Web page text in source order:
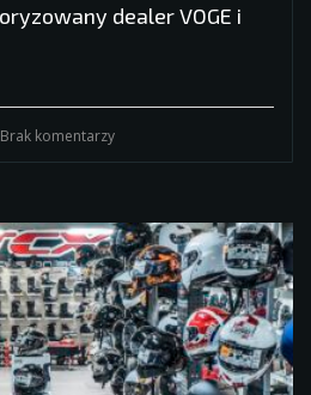
dealer VOGE i
Brak komentarzy